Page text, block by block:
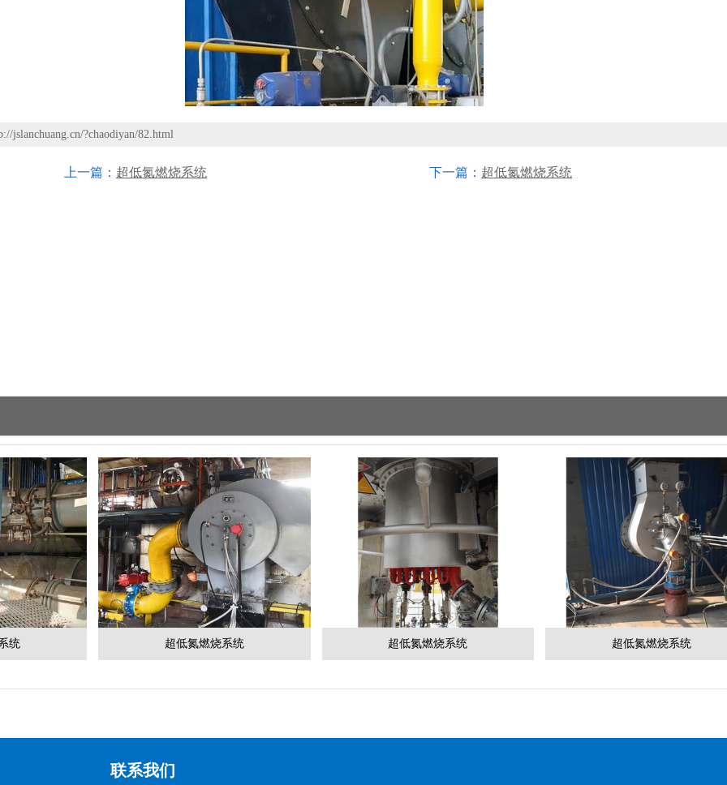
jslanchuang.cn/?chaodiyan/82.html
上一篇： 超低氮燃烧系统 下一篇： 超低氮燃烧系统
统 超低氮燃烧系统 超低氮燃烧系统 超低氮燃烧系统
联系我们